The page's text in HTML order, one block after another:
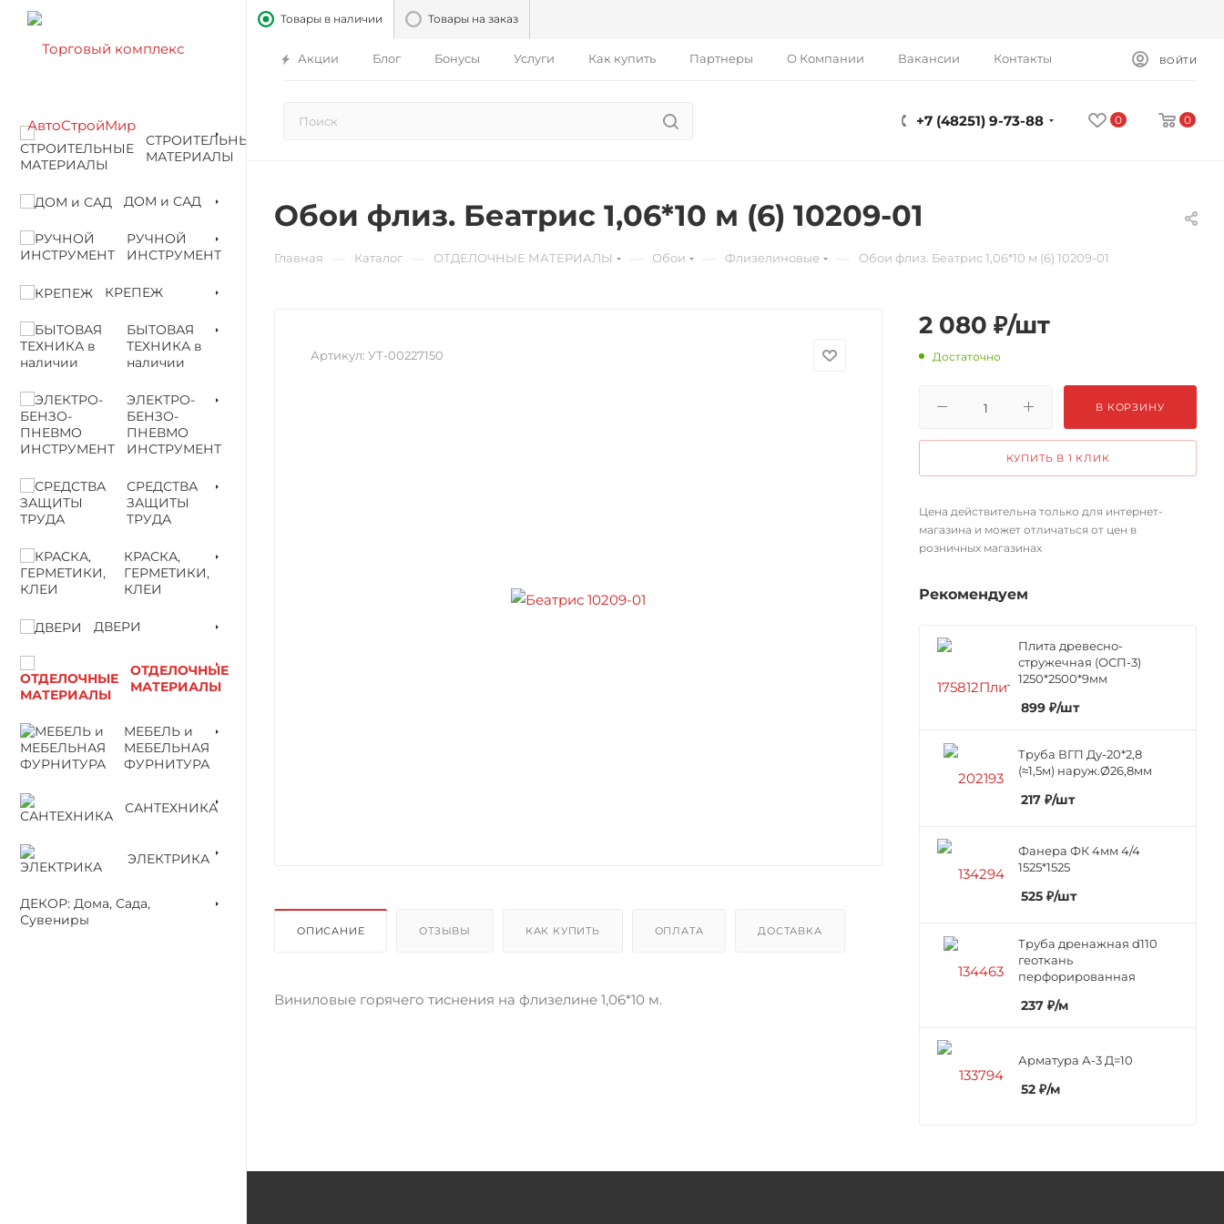
Товары в наличии Товары на заказ
Акции Блог Бонусы Услуги Как купить Партнеры О Компании Вакансии Контакты ВОЙТИ
0 0
+7 (48251) 9-73-88
СТРОИТЕЛЬНЫЕ
МАТЕРИАЛЫ
ДОМ и САД
РУЧНОЙ
ИНСТРУМЕНТ
КРЕПЕЖ
БЫТОВАЯ
ТЕХНИКА в
наличии
ЭЛЕКТРО-
БЕНЗО-
ПНЕВМО
ИНСТРУМЕНТ
СРЕДСТВА
ЗАЩИТЫ
ТРУДА
КРАСКА,
ГЕРМЕТИКИ,
КЛЕИ
ДВЕРИ
ОТДЕЛОЧНЫЕ
МАТЕРИАЛЫ
МЕБЕЛЬ и
МЕБЕЛЬНАЯ
ФУРНИТУРА
САНТЕХНИКА
ЭЛЕКТРИКА
ДЕКОР: Дома, Сада,
Сувениры
Обои флиз. Беатрис 1,06*10 м (6) 10209-01
Главная Каталог ОТДЕЛОЧНЫЕ МАТЕРИАЛЫ Обои Флизелиновые Обои флиз. Беатрис 1,06*10 м (6) 10209-01
Артикул: УТ-00227150
ОПИСАНИЕ ОТЗЫВЫ КАК КУПИТЬ ОПЛАТА ДОСТАВКА
Виниловые горячего тиснения на флизелине 1,06*10 м.
2 080 ₽/шт
Достаточно
В КОРЗИНУ
КУПИТЬ В 1 КЛИК
Цена действительна только для интернет-
магазина и может отличаться от цен в
розничных магазинах
Рекомендуем
Плита древесно-
стружечная (ОСП-3)
1250*2500*9мм
899 ₽/шт
Труба ВГП Ду-20*2,8
(≈1,5м) наруж.Ø26,8мм
217 ₽/шт
Фанера ФК 4мм 4/4
1525*1525
525 ₽/шт
Труба дренажная d110
геоткань
перфорированная
237 ₽/м
Арматура А-3 Д=10
52 ₽/м